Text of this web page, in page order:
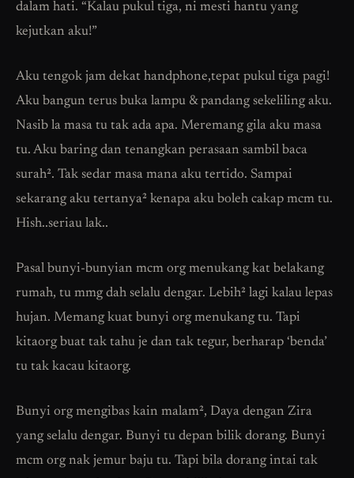
dalam hati. “Kalau pukul tiga, ni mesti hantu yang
kejutkan aku!”
Aku tengok jam dekat handphone,tepat pukul tiga pagi!
Aku bangun terus buka lampu & pandang sekeliling aku.
Nasib la masa tu tak ada apa. Meremang gila aku masa
tu. Aku baring dan tenangkan perasaan sambil baca
surah². Tak sedar masa mana aku tertido. Sampai
sekarang aku tertanya² kenapa aku boleh cakap mcm tu.
Hish..seriau lak..
Pasal bunyi-bunyian mcm org menukang kat belakang
rumah, tu mmg dah selalu dengar. Lebih² lagi kalau lepas
hujan. Memang kuat bunyi org menukang tu. Tapi
kitaorg buat tak tahu je dan tak tegur, berharap ‘benda’
tu tak kacau kitaorg.
Bunyi org mengibas kain malam², Daya dengan Zira
yang selalu dengar. Bunyi tu depan bilik dorang. Bunyi
mcm org nak jemur baju tu. Tapi bila dorang intai tak